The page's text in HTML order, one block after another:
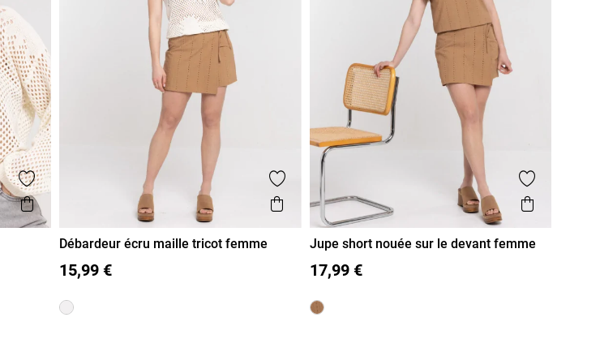
Ajouter aux favoris
Aperçu rapide Ajouter aux favoris
Aperçu rapide
S M
Débardeur écru maille tricot femme
15,99 €
Ajouter
Aperçu
36 38
Jupe short nouée sur le devant femme
17,99 €